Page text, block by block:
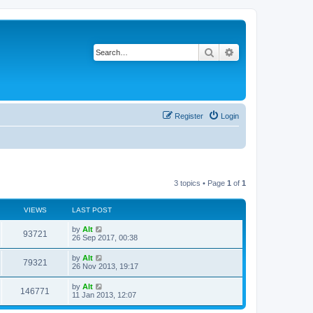
Search
Login
Register
3 topics • Page 1 of 1
VIEWS LAST POST
93721
i
w
s
L
a
t
p
o
s
t
by Alt
26 Sep 2017, 00:38
79321
i
L
a
t
p
o
s
by Alt
26 Nov 2013, 19:17
146771
i
L
a
t
by Alt
11 Jan 2013, 12:07